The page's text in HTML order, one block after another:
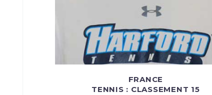
FRANCE
TENNIS : CLASSEMENT 15